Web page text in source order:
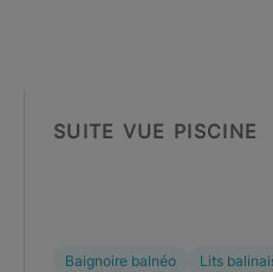
SUITE VUE PISCINE
Baignoire balnéo Lits